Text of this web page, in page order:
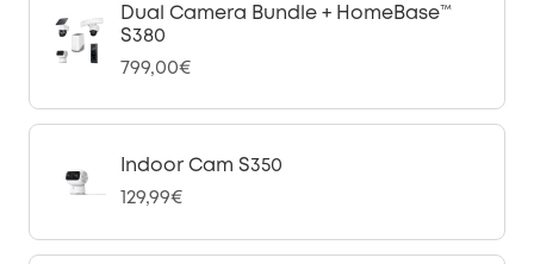
Dual Camera Bundle + HomeBase™
S380
799,00€
Indoor Cam S350
129,99€